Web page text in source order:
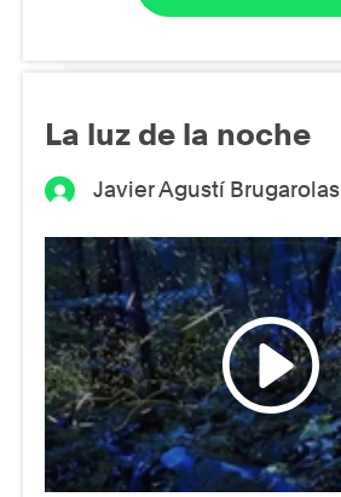
La luz de la noche
Javier Agustí Brugarolas